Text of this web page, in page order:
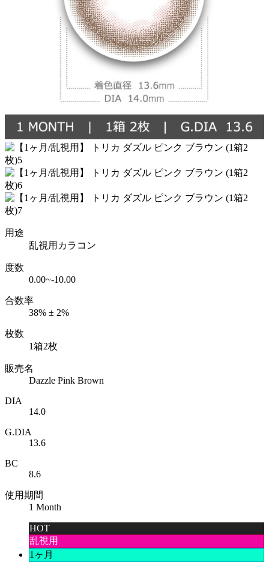
用途
乱視用カラコン
度数
0.00~-10.00
合数率
38% ± 2%
枚数
1箱2枚
販売名
Dazzle Pink Brown
DIA
14.0
G.DIA
13.6
BC
8.6
使用期間
1 Month
HOT
乱視用
1ヶ月